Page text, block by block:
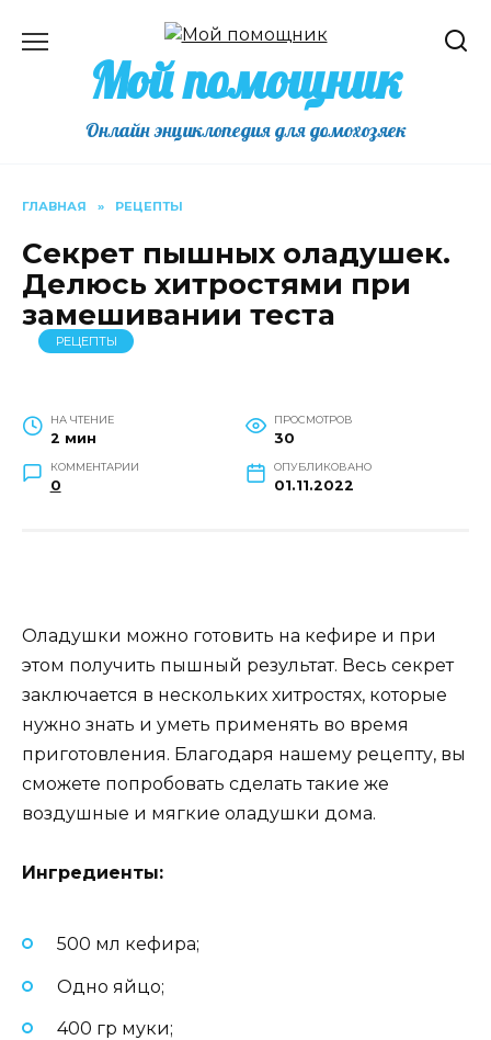
содержаниюМой помощник
Онлайн энциклопедия для домохозяек
ГЛАВНАЯ » РЕЦЕПТЫ
Секрет пышных оладушек.
Делюсь хитростями при
замешивании теста
РЕЦЕПТЫ
НА ЧТЕНИЕ
2 мин
ПРОСМОТРОВ
30
КОММЕНТАРИИ
0
ОПУБЛИКОВАНО
01.11.2022
Оладушки можно готовить на кефире и при
этом получить пышный результат. Весь секрет
заключается в нескольких хитростях, которые
нужно знать и уметь применять во время
приготовления. Благодаря нашему рецепту, вы
сможете попробовать сделать такие же
воздушные и мягкие оладушки дома.
Ингредиенты:
500 мл кефира;
Одно яйцо;
400 гр муки;